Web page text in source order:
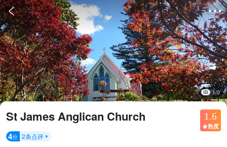
 
1/0
St James Anglican Church 1.6
 热度
4分 2条点评 